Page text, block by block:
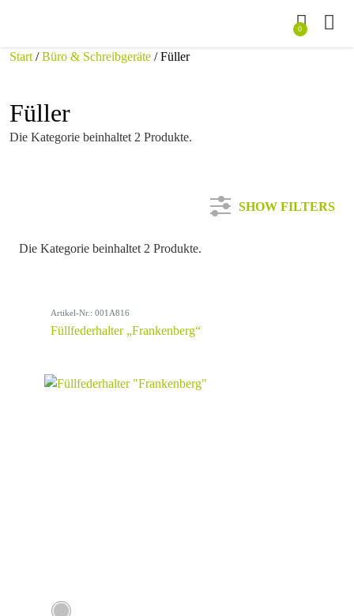
0
Start /Büro & Schreibgeräte / Füller
Füller
Die Kategorie beinhaltet 2 Produkte.
SHOW FILTERS
Farbe
Die Kategorie beinhaltet 2 Produkte.
Artikel-Nr.: 001A816
Füllfederhalter „Frankenberg“